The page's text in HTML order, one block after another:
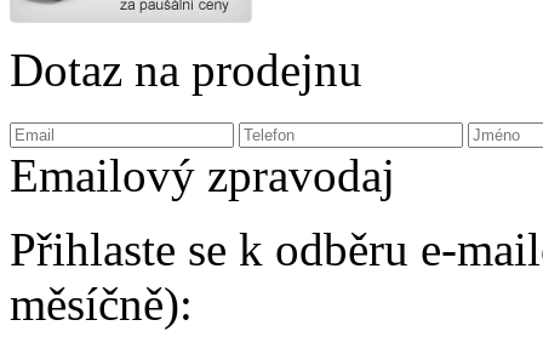
Dotaz na prodejnu
Emailový zpravodaj
Přihlaste se k odběru e-
měsíčně):